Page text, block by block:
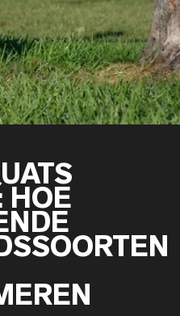
Wei Eiwit Poeder
Grasgevoerde Wei
wei
wei
Powders
Protein
HOE